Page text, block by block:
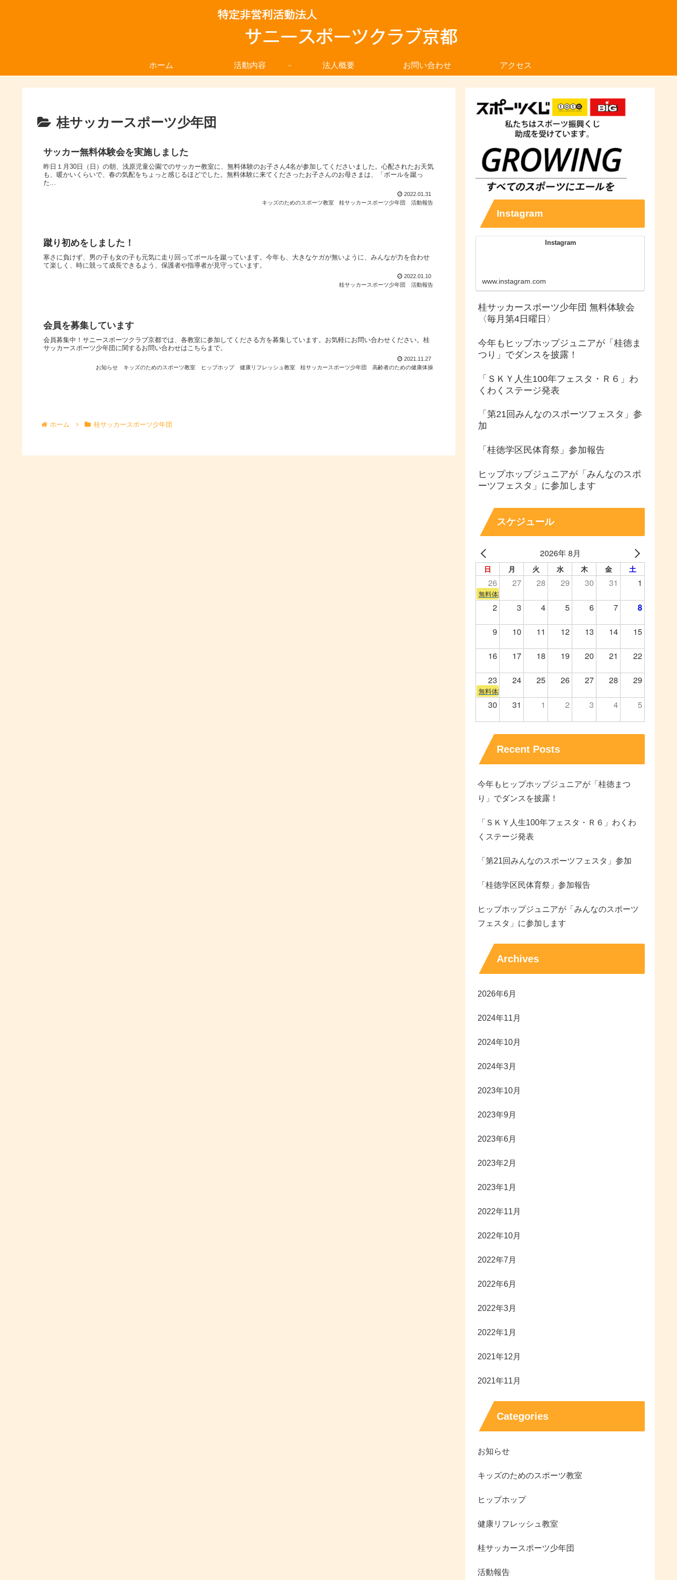
ホーム 活動内容 法人概要 お問い合わせ アクセス
桂サッカースポーツ少年団
サッカー無料体験会を実施しました
昨日１月30日（日）の朝、浅原児童公園でのサッカー教室に、無料体験のお子さん4名が参加してくださいました。心配されたお天気
も、暖かいくらいで、春の気配をちょっと感じるほどでした。無料体験に来てくださったお子さんのお母さまは、「ボールを蹴っ
た...
2022.01.31
キッズのためのスポーツ教室
桂サッカースポーツ少年団 活動報告
蹴り初めをしました！
寒さに負けず、男の子も女の子も元気に走り回ってボールを蹴っています。今年も、大きなケガが無いように、みんなが力を合わせ
て楽しく、時に競って成長できるよう、保護者や指導者が見守っています。
2022.01.10
桂サッカースポーツ少年団
活動報告
会員を募集しています
会員募集中！サニースポーツクラブ京都では、各教室に参加してくださる方を募集しています。お気軽にお問い合わせください。桂
サッカースポーツ少年団に関するお問い合わせはこちらまで。
2021.11.27
お知らせ
キッズのためのスポーツ教室 ヒップホップ 健康リフレッシュ教室 桂サッカースポーツ少年団 高齢者のための健康体操
ホーム 桂サッカースポーツ少年団
Instagram
Instagram
www.instagram.com
桂サッカースポーツ少年団 無料体験会
〈毎月第4日曜日〉
今年もヒップホップジュニアが「桂徳ま
つり」でダンスを披露！
「ＳＫＹ人生100年フェスタ・Ｒ６」わ
くわくステージ発表
「第21回みんなのスポーツフェスタ」参
加
「桂徳学区民体育祭」参加報告
ヒップホップジュニアが「みんなのスポ
ーツフェスタ」に参加します
スケジュール
2026年 8月
日 月 火 水 木 金 土
26 27 28 29 30 31 1
無料体験会
2 3 4 5 6 7 8
9 10 11 12 13 14 15
16 17 18 19 20 21 22
23 24 25 26 27 28 29
無料体験会
30 31 1 2 3 4 5
Recent Posts
今年もヒップホップジュニアが「桂徳まつ
り」でダンスを披露！
「ＳＫＹ人生100年フェスタ・Ｒ６」わくわ
くステージ発表
「第21回みんなのスポーツフェスタ」参加
「桂徳学区民体育祭」参加報告
ヒップホップジュニアが「みんなのスポーツ
フェスタ」に参加します
Archives
2026年6月
2024年11月
2024年10月
2024年3月
2023年10月
2023年9月
2023年6月
2023年2月
2023年1月
2022年11月
2022年10月
2022年7月
2022年6月
2022年3月
2022年1月
2021年12月
2021年11月
Categories
お知らせ
キッズのためのスポーツ教室
ヒップホップ
健康リフレッシュ教室
桂サッカースポーツ少年団
活動報告